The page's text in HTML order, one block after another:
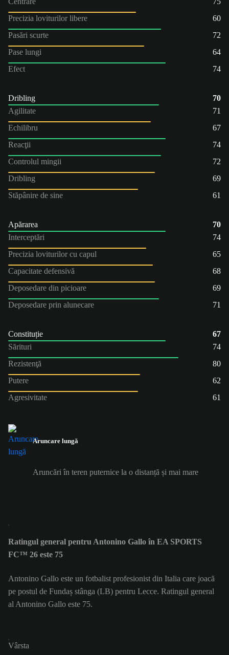
Precizia loviturilor libere
60
Pasări scurte
72
Pase lungi
64
Efect
74
Dribling
70
Agilitate
71
Echilibru
67
Reacţii
74
Controlul mingii
72
Dribling
69
Stăpânire de sine
61
Apărarea
70
Interceptări
74
Precizia loviturilor cu capul
65
Capacitate defensivă
68
Deposedare din picioare
69
Deposedare prin alunecare
71
Constituție
67
Sărituri
74
Rezistenţă
80
Putere
62
Agresivitate
61
Aruncare lungă
Aruncări în teren puternice la o distanță și mai mare
Ratingul general pentru Antonino Gallo în EA SPORTS
FC™ 26 este 75
Antonino Gallo este un fotbalist profesionist din Italia care joacă
pe postul de Fundaș stânga (LB) pentru Lecce. Ratingul general
al Antonino Gallo este 75.
Vârsta